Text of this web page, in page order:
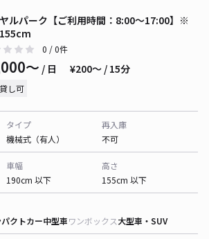
ルパーク【ご利用時間：8:00〜17:00】※
0 / 0件
〜 / 日 ¥200〜 / 15分
し可
タイプ
機械式（有人）
再入庫
不可
車幅
190cm 以下
高さ
155cm 以下
パクトカー中型車ワンボックス大型車・SUV